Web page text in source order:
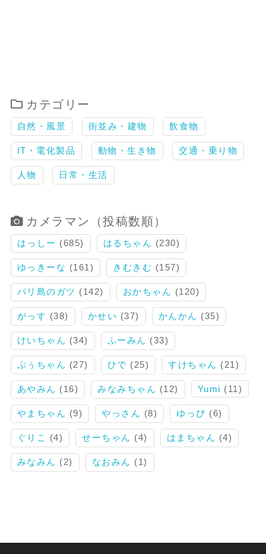
カテゴリー
自然・風景 街並み・建物 飲食物
IT・電化製品 動物・生き物 交通・乗り物
人物 日常・生活
カメラマン（投稿数順）
はっしー (685) はるちゃん (230)
ゆっきーな (161) きむきむ (157)
バリ島のガツ (142) おかちゃん (120)
がっす (38) かせい (37) かんかん (35)
けいちゃん (34) ふーみん (33)
ぷぅちゃん (27) ひで (25) すけちゃん (21)
あやみん (16) みなみちゃん (12) Yumi (11)
やまちゃん (9) やっさん (8) ゆっぴ (6)
ぐりこ (4) せーちゃん (4) はまちゃん (4)
みなみん (2) なおみん (1)